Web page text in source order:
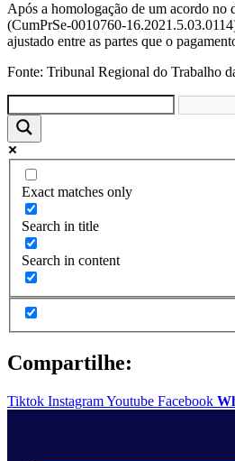
Após a homologação de um acordo no
(CumPrSe-0010760-
ajustado entre as partes que o
Fonte: Tribunal Regional do Trabalho
Exact matches only
Search in title
Search in content
Compartilhe:
Tiktok InstagramYoutube Facebook